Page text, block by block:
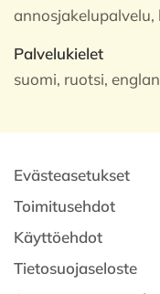
Palvelukielet
suomi, ruotsi,
Evästeasetukset
Toimitusehdot
Käyttöehdot
Tietosuojaseloste